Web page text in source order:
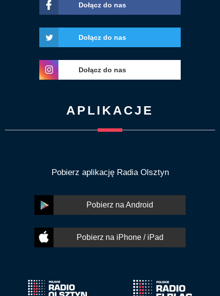
Dołącz do nas
Dołącz do nas
Dołącz do nas
APLIKACJE
Pobierz aplikację Radia Olsztyn
Pobierz na Android
Pobierz na iPhone / iPad